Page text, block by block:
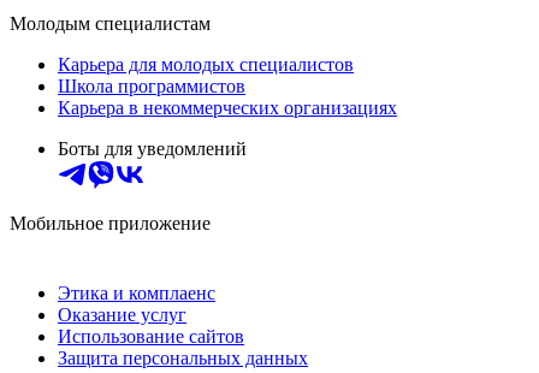
Молодым специалистам
Карьера для молодых специалистов
Школа программистов
Карьера в некоммерческих организациях
Боты для уведомлений
Мобильное приложение
Этика и комплаенс
Оказание услуг
Использование сайтов
Защита персональных данных